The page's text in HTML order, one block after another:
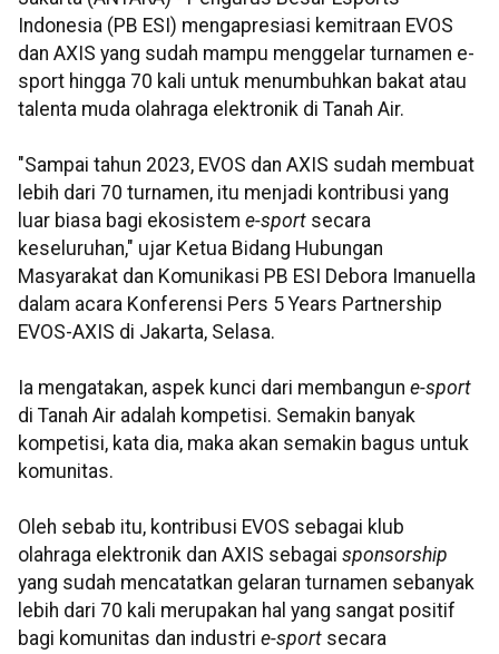
Indonesia (PB ESI) mengapresiasi kemitraan EVOS
dan AXIS yang sudah mampu menggelar turnamen e-
sport hingga 70 kali untuk menumbuhkan bakat atau
talenta muda olahraga elektronik di Tanah Air.
"Sampai tahun 2023, EVOS dan AXIS sudah membuat
lebih dari 70 turnamen, itu menjadi kontribusi yang
luar biasa bagi ekosistem e-sport secara
keseluruhan," ujar Ketua Bidang Hubungan
Masyarakat dan Komunikasi PB ESI Debora Imanuella
dalam acara Konferensi Pers 5 Years Partnership
EVOS-AXIS di Jakarta, Selasa.
Ia mengatakan, aspek kunci dari membangun e-sport
di Tanah Air adalah kompetisi. Semakin banyak
kompetisi, kata dia, maka akan semakin bagus untuk
komunitas.
Oleh sebab itu, kontribusi EVOS sebagai klub
olahraga elektronik dan AXIS sebagai sponsorship
yang sudah mencatatkan gelaran turnamen sebanyak
lebih dari 70 kali merupakan hal yang sangat positif
bagi komunitas dan industri e-sport secara